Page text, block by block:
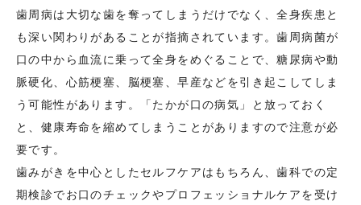
歯周病は大切な歯を奪ってしまうだけでなく、全身疾患と
も深い関わりがあることが指摘されています。歯周病菌が
口の中から血流に乗って全身をめぐることで、糖尿病や動
脈硬化、心筋梗塞、脳梗塞、早産などを引き起こしてしま
う可能性があります。「たかが口の病気」と放っておく
と、健康寿命を縮めてしまうことがありますので注意が必
要です。
歯みがきを中心としたセルフケアはもちろん、歯科での定
期検診でお口のチェックやプロフェッショナルケアを受け